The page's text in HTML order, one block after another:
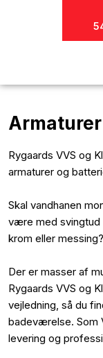
Rygaards VVS og
armaturer og
Skal vandhanen
være med svingtud
krom eller messing?
Der er masser af
Rygaards VVS og
vejledning, så du
badeværelse. Som
levering og